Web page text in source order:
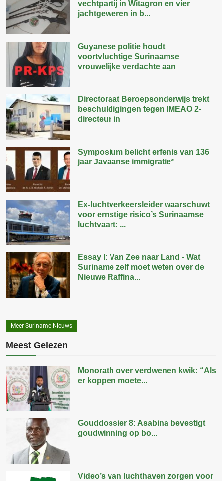
vechtpartij in Witagron en vier
jachtgeweren in b...
Guyanese politie houdt
voortvluchtige Surinaamse
vrouwelijke verdachte aan
Directoraat Beroepsonderwijs trekt
beschuldigingen tegen IMEAO 2-
directeur in
Symposium belicht erfenis van 136
jaar Javaanse immigratie*
Ex-luchtverkeersleider waarschuwt
voor ernstige risico’s Surinaamse
luchtvaart: ...
Essay I: Van Zee naar Land - Wat
Suriname zelf moet weten over de
Nieuwe Raffina...
Meer Suriname Nieuws
Meest Gelezen
Monorath over verdwenen kwik: “Als
er koppen moete...
Gouddossier 8: Asabina bevestigt
goudwinning op bo...
Video’s van luchthaven zorgen voor